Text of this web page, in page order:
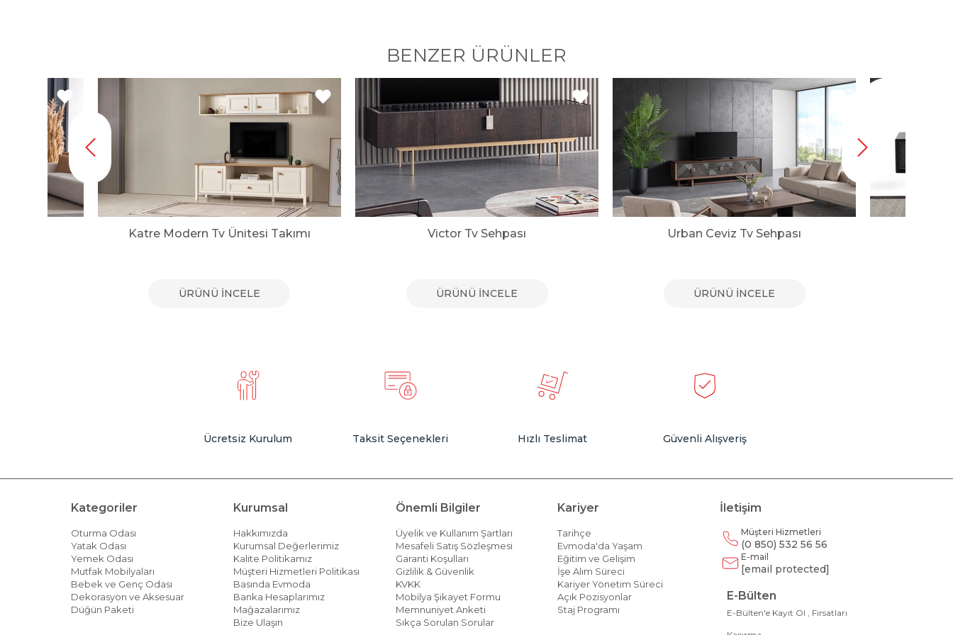
BENZER ÜRÜNLER
Katre Modern Tv Ünitesi Takımı
ÜRÜNÜ İNCELE
Victor Tv Sehpası
ÜRÜNÜ İNCELE
Urban Ceviz Tv Sehpası
ÜRÜNÜ İNCELE
Ücretsiz Kurulum Taksit Seçenekleri Hızlı Teslimat Güvenli Alışveriş
Kategoriler
Oturma Odası
Yatak Odası
Yemek Odası
Mutfak Mobilyaları
Bebek ve Genç Odası
Dekorasyon ve Aksesuar
Düğün Paketi
Kurumsal
Hakkımızda
Kurumsal Değerlerimiz
Kalite Politikamız
Müşteri Hizmetleri Politikası
Basında Evmoda
Banka Hesaplarımız
Mağazalarımız
Bize Ulaşın
Önemli Bilgiler
Üyelik ve Kullanım Şartları
Mesafeli Satış Sözleşmesi
Garanti Koşulları
Gizlilik & Güvenlik
KVKK
Mobilya Şikayet Formu
Memnuniyet Anketi
Sıkça Sorulan Sorular
Kariyer
Tarihçe
Evmoda'da Yaşam
Eğitim ve Gelişim
İşe Alım Süreci
Kariyer Yönetim Süreci
Açık Pozisyonlar
Staj Programı
İletişim
Müşteri Hizmetleri
(0 850) 532 56 56
E-mail
[email protected]
E-Bülten
E-Bülten'e Kayıt Ol , Fırsatları